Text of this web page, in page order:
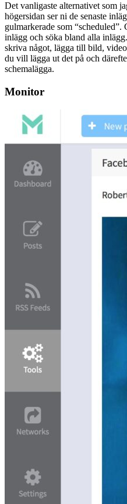
Det vanligaste alternativet som
högersidan ser ni de senaste
gulmarkerade som “scheduled”.
inlägg och söka bland alla
skriva något, lägga till bild,
du vill lägga ut det på och
schemalägga.
Monitor